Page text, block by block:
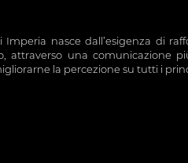
nasce dall’esigenza di
una comunicazione
la percezione su tutti i